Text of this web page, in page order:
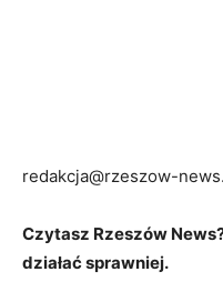
redakcja@rzeszow-
Czytasz Rzeszów
działać sprawniej.